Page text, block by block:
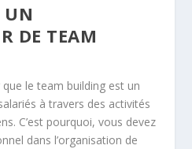
UN
DE TEAM
le team building est un
à travers des activités
C’est pourquoi, vous devez
dans l’organisation de